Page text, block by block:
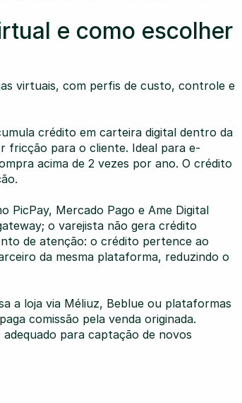
e como escolher
virtuais, com perfis de custo, controle e
crédito em carteira digital dentro da
fricção para o cliente. Ideal para e-
acima de 2 vezes por ano. O crédito
PicPay, Mercado Pago e Ame Digital
o varejista não gera crédito
de atenção: o crédito pertence ao
da mesma plataforma, reduzindo o
a loja via Méliuz, Beblue ou plataformas
comissão pela venda originada.
para captação de novos